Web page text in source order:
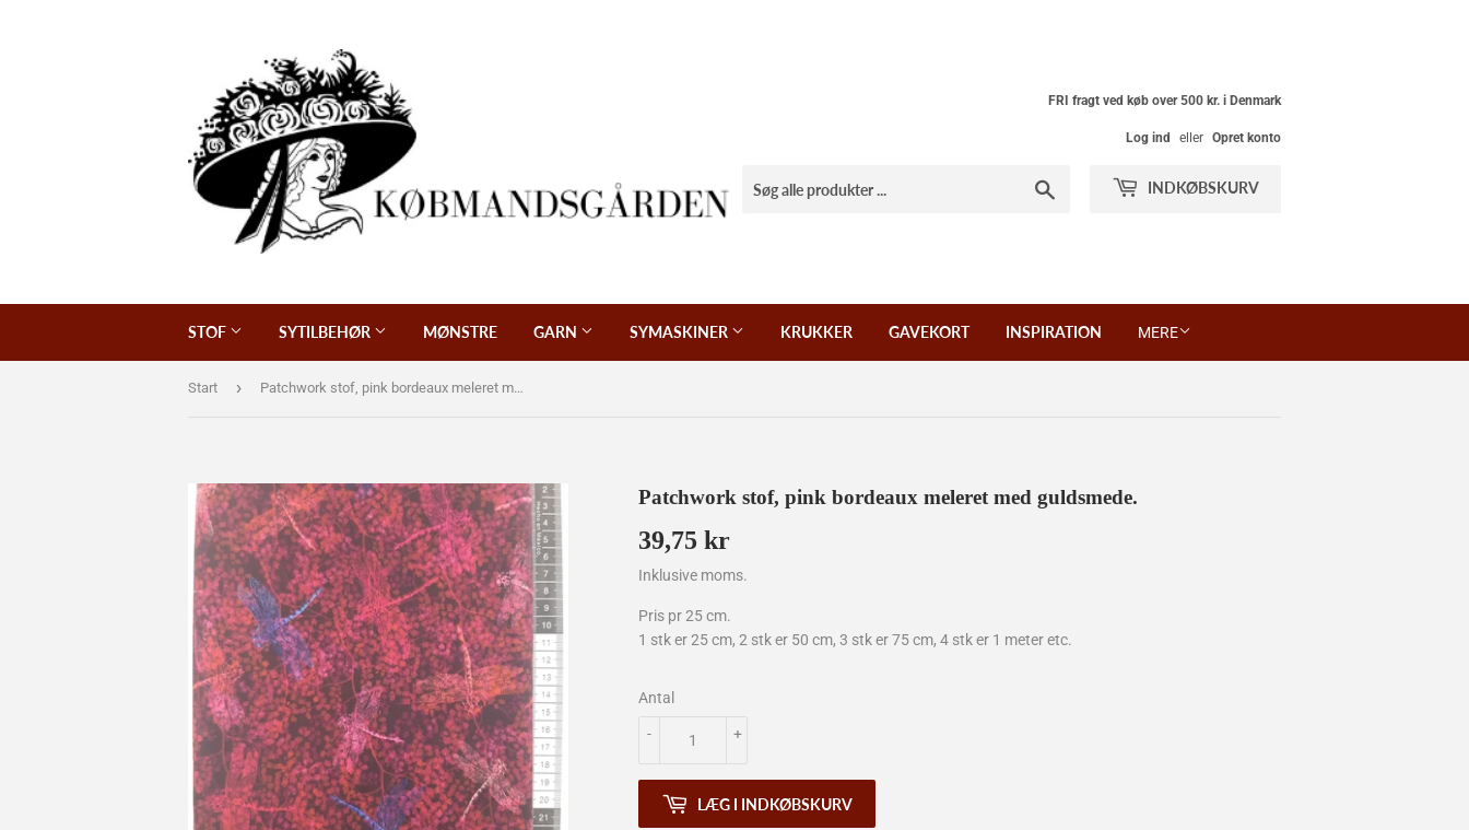
FRI fragt ved køb over 500 kr. i Denmark
Log ind eller Opret konto
INDKØBSKURV
STOF SYTILBEHØR MØNSTRE GARN SYMASKINER KRUKKER GAVEKORT INSPIRATION MERE
Start › Patchwork stof, pink bordeaux meleret med guldsmede.
Patchwork stof, pink bordeaux meleret med guldsmede.
39,75 kr
kr
Inklusive moms.
Pris pr 25 cm.
1 stk er 25 cm, 2 stk er 50 cm, 3 stk er 75 cm, 4 stk er 1 meter etc.
Antal
+
-
LÆG I INDKØBSKURV